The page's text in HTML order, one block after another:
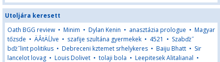
Utoljára keresett
Oath BGG review • Minim • Dylan Kenin • anasztázia prologue • Magyar
tőzsde • ÄÂ­tÄĹlve • szafije szultána gyermekek • 4521 • Szabďż˝
bďż˝lint politikus • Debreceni kztemet srhelykeres • Baiju Bhatt • Sir
lancelot lovag • Louis Dolivet • tolaji bola • Leepitesek Alitalianal •